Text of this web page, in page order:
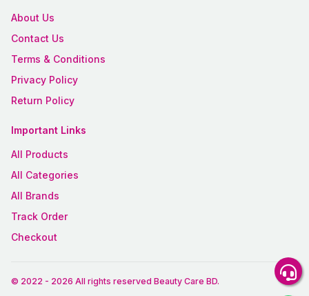
About Us
Contact Us
Terms & Conditions
Privacy Policy
Return Policy
Important Links
All Products
All Categories
All Brands
Track Order
Checkout
© 2022 - 2026 All rights reserved Beauty Care BD.